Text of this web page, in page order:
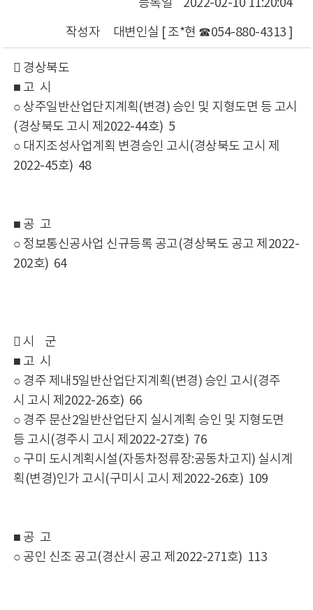
등록일
2022-02-10 11:20:04
작성자
대변인실 [ 조*현 ☎054-880-4313 ]
󰋪 경상북도
■ 고 시
○ 상주일반산업단지계획(변경) 승인 및 지형도면 등 고시
(경상북도 고시 제2022-44호) 5
○ 대지조성사업계획 변경승인 고시(경상북도 고시 제
2022-45호) 48
■ 공 고
○ 정보통신공사업 신규등록 공고(경상북도 공고 제2022-
202호) 64
󰋪 시 군
■ 고 시
○ 경주 제내5일반산업단지계획(변경) 승인 고시(경주
시 고시 제2022-26호) 66
○ 경주 문산2일반산업단지 실시계획 승인 및 지형도면
등 고시(경주시 고시 제2022-27호) 76
○ 구미 도시계획시설(자동차정류장:공동차고지) 실시계
획(변경)인가 고시(구미시 고시 제2022-26호) 109
■ 공 고
○ 공인 신조 공고(경산시 공고 제2022-271호) 113